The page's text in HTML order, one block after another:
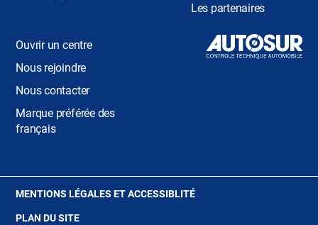
Les partenaires
Ouvrir un centre
Nous rejoindre
Nous contacter
Marque préférée des
français
MENTIONS LÉGALES ET ACCESSIBLITÉ(OUVRE
PLAN DU SITE